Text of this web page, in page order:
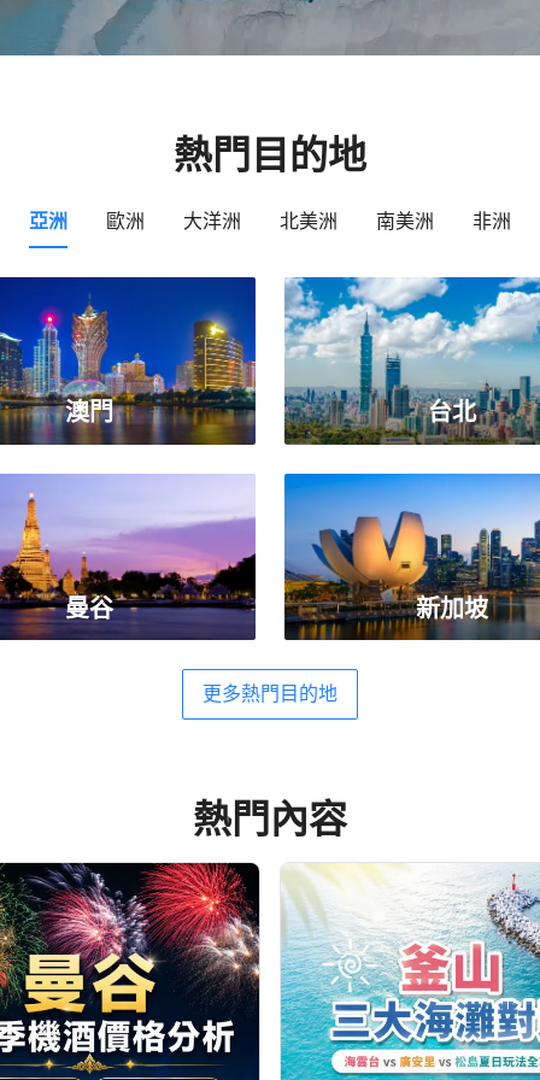
熱門目的地
亞洲 歐洲 大洋洲 北美洲 南美洲 非洲
澳門 台北
曼谷 新加坡
更多熱門目的地
熱門內容